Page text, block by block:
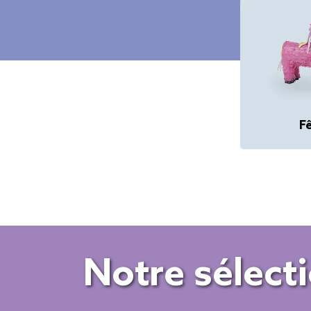
Notre